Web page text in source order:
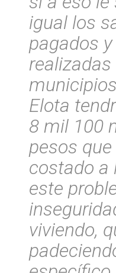
igual los
pagados
Elota
8 mil 100
pesos
costado a
este
viviendo,